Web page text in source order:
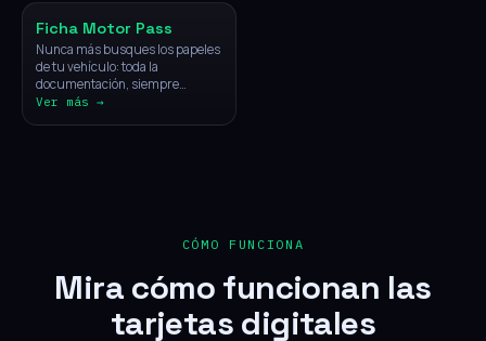
Ficha Motor Pass
Nunca más busques los papeles
de tu vehículo: toda la
documentación, siempre
disponible con un solo toque.
Ver más →
CÓMO FUNCIONA
Mira cómo funcionan las
tarjetas digitales